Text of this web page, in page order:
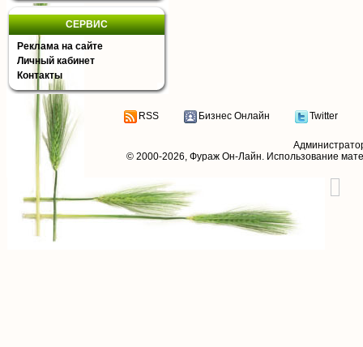
СЕРВИС
Реклама на сайте
Личный кабинет
Контакты
RSS Бизнес Онлайн Twitter
© 2000-2026, Фураж Он-Лайн. Использование